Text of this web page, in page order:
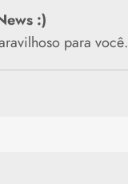
:)
para você.